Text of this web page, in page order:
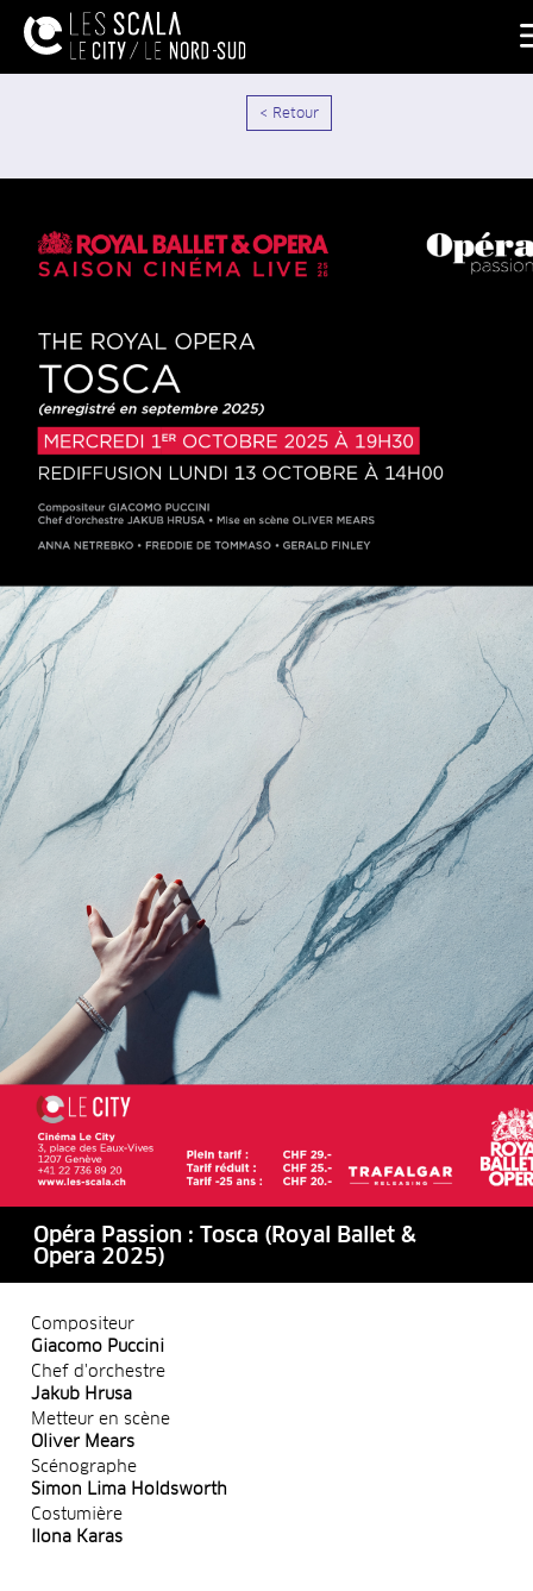
< Retour
Opéra Passion : Tosca (Royal Ballet &
Opera 2025)
Compositeur
Giacomo Puccini
Chef d'orchestre
Jakub Hrusa
Metteur en scène
Oliver Mears
Scénographe
Simon Lima Holdsworth
Costumière
Ilona Karas